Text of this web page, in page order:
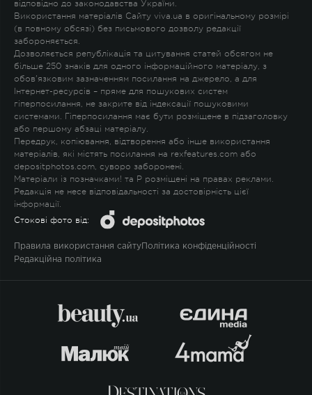
відповідно до законодавства України.
Використання матеріалів Сайту viva.ua в оригінальному розмірі
(в повному обсязі) без письмового дозволу редакції
забороняється.
Дозволяється републікація та цитування статей обсягом не
більше 250 знаків для одного інформаційного матеріалу, з
обов'язковим зазначенням посилання на джерело, а для
Інтернет-ресурсів – пряме для пошукових систем
гіперпосилання, не закрите від індексації пошуковими
системами. Гіперпосилання має бути розміщене в підзаголовку
або першому абзаці матеріалу.
Передрук, копіювання, відтворення або інше використання
матеріалів, які містять посилання на rexfeatures.com або
depositphotos.com, суворо заборонені.
Матеріали із позначками! та P розміщені на правах реклами.
Редакція не несе відповідальності за достовірність цієї
інформації.
Стокові фото від:
Правила використання сайту Політика конфіденційності
Редакційна політика